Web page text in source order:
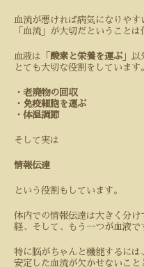
血流が悪ければ病気になりやす
「血流」が大切だということ
血液は「 酸素と栄養を運ぶ 」以
とても大切な役割をしています
・老廃物の回収
・免疫細胞を運ぶ
・体温調節
そして実は
情報伝達
という役割もしています。
体内での情報伝達は大きく分
経、そして、もう一つが血液で
特に脳がちゃんと機能するには
安定した血流が欠かせないこと